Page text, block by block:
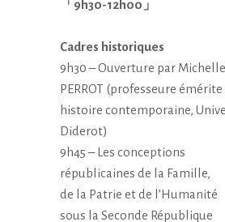
「9h30-12h00」
Cadres historiques
9h30 – Ouverture par Michelle
PERROT (professeure émérite
histoire contemporaine,
Diderot)
9h45 – Les conceptions
républicaines de la Famille,
de la Patrie et de l’Humanité
sous la Seconde République